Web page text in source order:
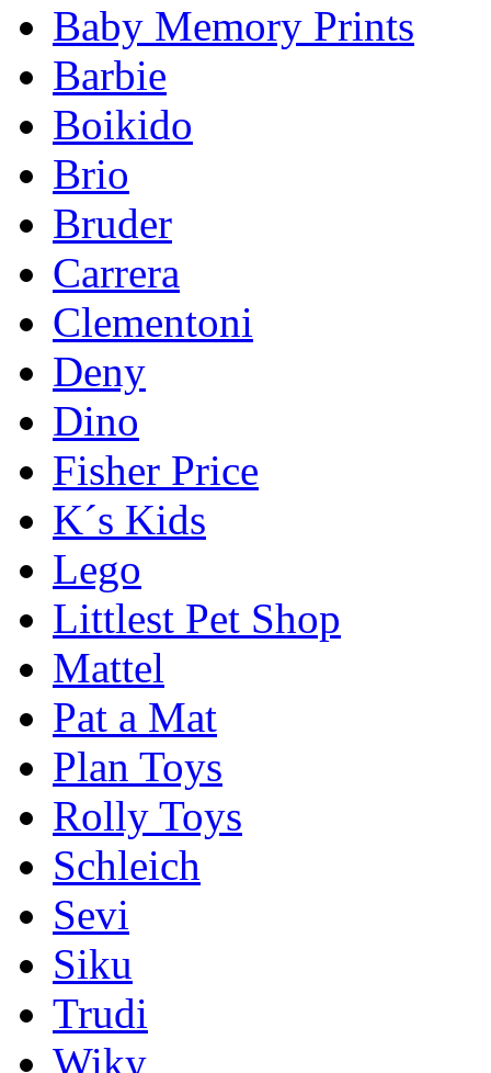
Baby Memory Prints
Barbie
Boikido
Brio
Bruder
Carrera
Clementoni
Deny
Dino
Fisher Price
K´s Kids
Lego
Littlest Pet Shop
Mattel
Pat a Mat
Plan Toys
Rolly Toys
Schleich
Sevi
Siku
Trudi
Wiky